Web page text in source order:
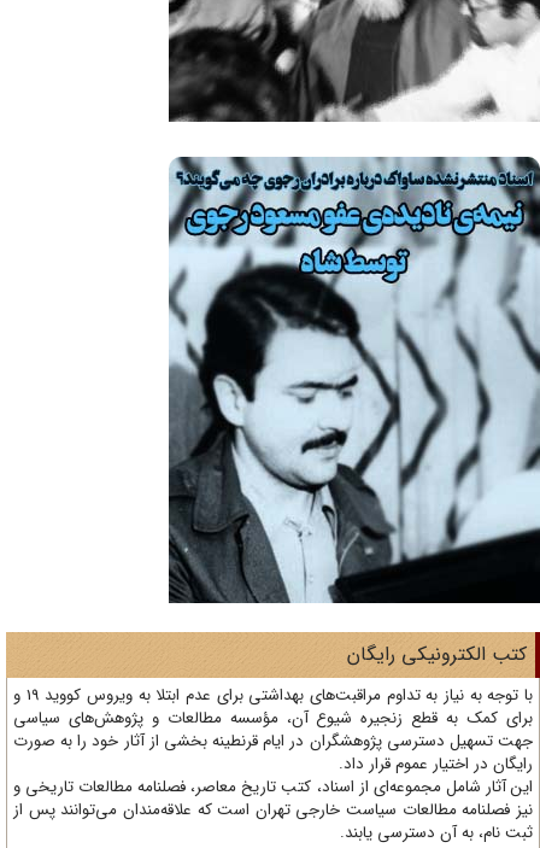
الکترونیکی رایگان
با توجه به نیاز به تداوم مراقبت‌های بهداشتی برای عدم ابتلا به ویروس کووید 19 و
کمک به قطع زنجیره شیوع آن، مؤسسه مطالعات و پژوهش‌های سیاسی
تسهیل دسترسی پژوهشگران در ایام قرنطینه بخشی از آثار خود را به صورت
در اختیار عموم قرار داد.
آثار شامل مجموعه‌ای از اسناد، کتب تاریخ معاصر، فصلنامه‌ مطالعات تاریخی و
فصلنامه مطالعات سیاست خارجی تهران است که علاقه‌مندان می‌توانند پس از
نام، به آن دسترسی یابند.